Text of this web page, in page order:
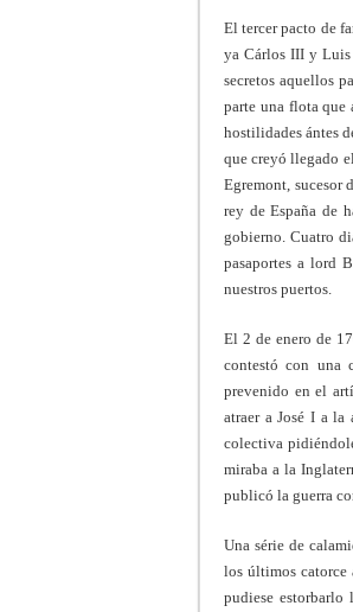
El tercer pacto de
ya Cárlos III y Luis
secretos aquellos
parte una flota que
hostilidades ántes
que creyó llegado
Egremont, sucesor
rey de España de
gobierno. Cuatro
pasaportes a lord
nuestros puertos.
El 2 de enero de
contestó con una
prevenido en el
atraer a José I a la
colectiva
miraba a la
publicó la guerra
Una série de
los últimos catorce
pudiese estorbarlo